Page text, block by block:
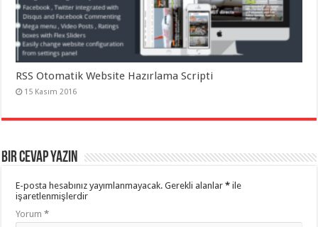
RSS Otomatik Website Hazırlama Scripti
15 Kasım 2016
Bir cevap yazın
E-posta hesabınız yayımlanmayacak. Gerekli alanlar* ile
işaretlenmişlerdir
Yorum*